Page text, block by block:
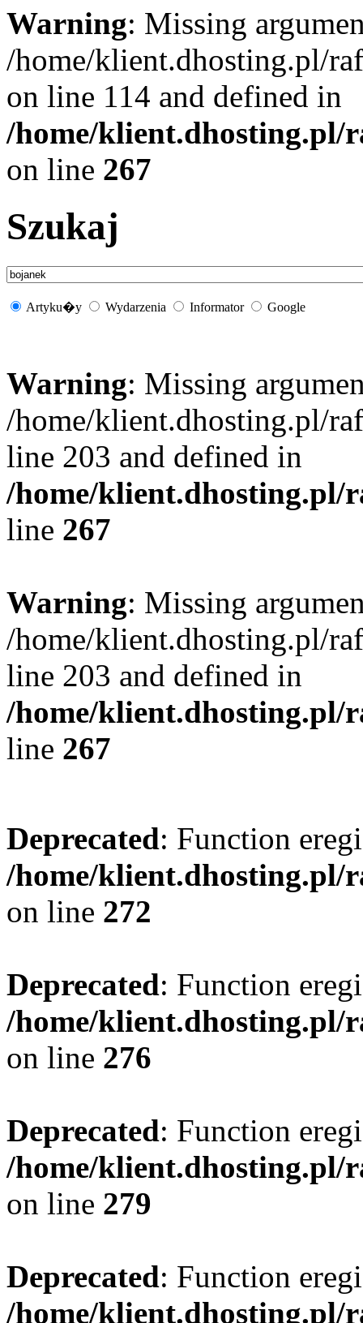
Warning: Missing
/home/klient.dhosting.pl/
on line 114 and defined in
/home/klient.dhosting.pl/
on line 267
Szukaj
Artyku�y Wydarzenia Informator Google
Warning: Missing
/home/klient.dhosting.pl/
line 203 and defined in
/home/klient.dhosting.pl/
line 267
Warning: Missing
/home/klient.dhosting.pl/
line 203 and defined in
/home/klient.dhosting.pl/
line 267
Deprecated: Function
/home/klient.dhosting.pl/
on line 272
Deprecated: Function
/home/klient.dhosting.pl/
on line 276
Deprecated: Function
/home/klient.dhosting.pl/
on line 279
Deprecated: Function
/home/klient.dhosting.pl/